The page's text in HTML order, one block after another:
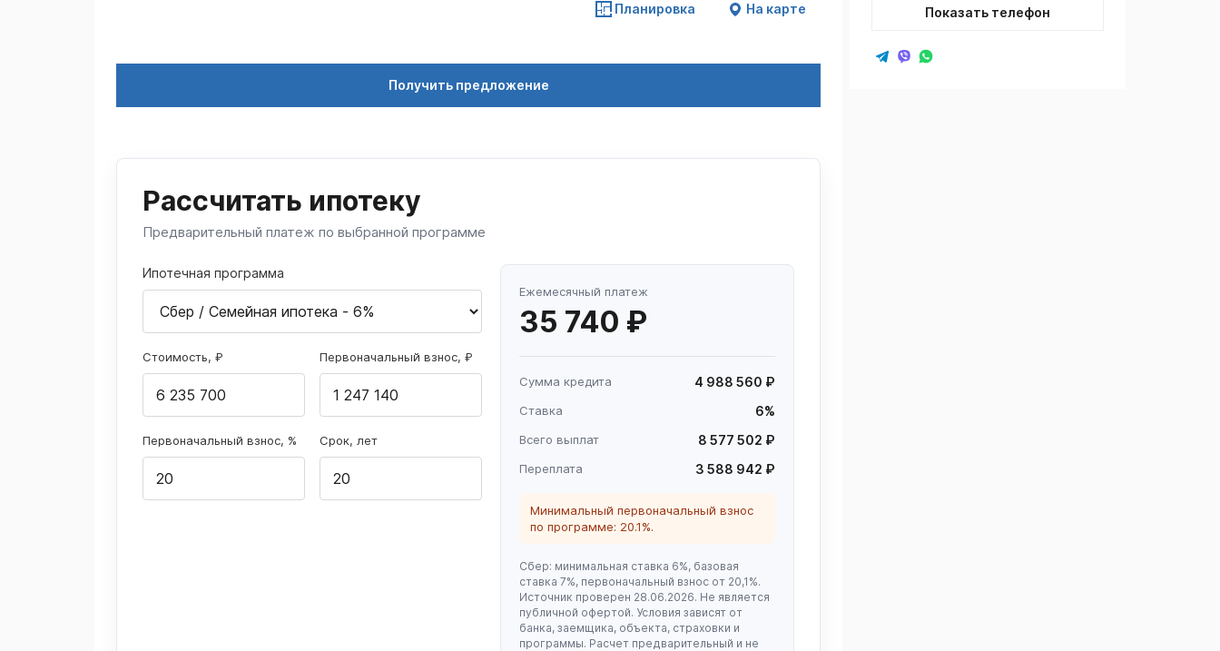
Планировка На карте
Получить предложение
Рассчитать ипотеку
Предварительный платеж по выбранной программе
Ипотечная программа
Стоимость, ₽ Первоначальный взнос, ₽
Первоначальный взнос, % Срок, лет
Ежемесячный платеж
35 740 ₽
Сумма кредита 4 988 560 ₽
Ставка 6%
Всего выплат 8 577 502 ₽
Переплата 3 588 942 ₽
Минимальный первоначальный взнос
по программе: 20.1%.
Сбер: минимальная ставка 6%, базовая
ставка 7%, первоначальный взнос от 20,1%.
Источник проверен 28.06.2026. Не является
публичной офертой. Условия зависят от
банка, заемщика, объекта, страховки и
программы. Расчет предварительный и не
Показать телефон